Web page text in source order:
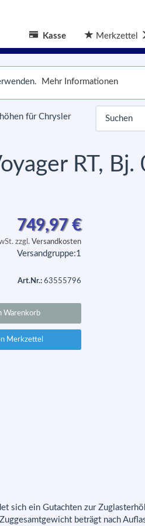
Kasse Merkzettel
Mehr Informationen
für Chrysler
RT,
749,97€
zzgl. Versandkosten
Versandgruppe:1
Art.Nr.: 63555796
Warenkorb
Merkzettel
ein Gutachten zur
beträgt nach